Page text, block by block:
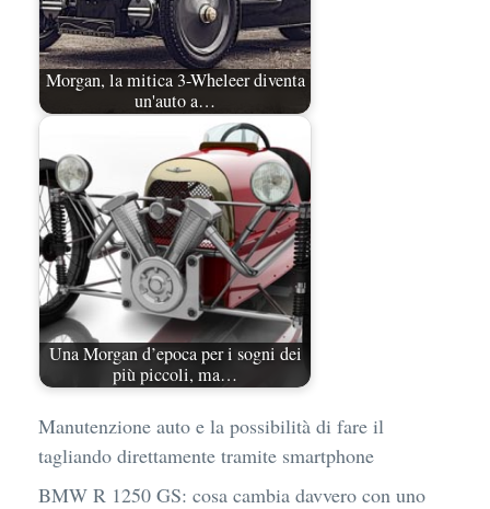
Morgan, la mitica 3-Wheleer diventa
un'auto a…
Una Morgan d’epoca per i sogni dei
più piccoli, ma…
Manutenzione auto e la possibilità di fare il
tagliando direttamente tramite smartphone
BMW R 1250 GS: cosa cambia davvero con uno